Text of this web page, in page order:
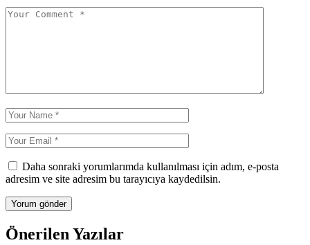
Daha sonraki yorumlarımda kullanılması için adım, e-posta
adresim ve site adresim bu tarayıcıya kaydedilsin.
Önerilen Yazılar